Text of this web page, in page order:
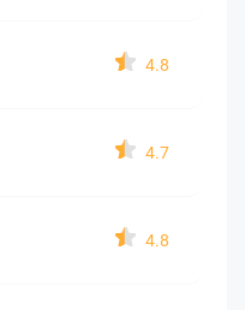
4.8
4.7
4.8